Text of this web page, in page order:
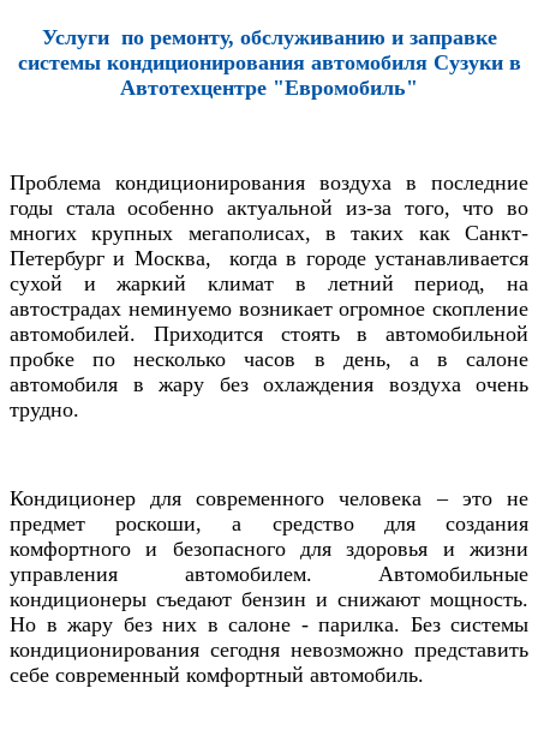
Услуги по ремонту, обслуживанию и заправке
системы кондиционирования автомобиля Сузуки в
Автотехцентре "Евромобиль"
Проблема кондиционирования воздуха в последние
годы стала особенно актуальной из-за того, что во
многих крупных мегаполисах, в таких как Санкт-
Петербург и Москва, когда в городе устанавливается
сухой и жаркий климат в летний период, на
автострадах неминуемо возникаетогромное скопление
автомобилей. Приходится стоять в автомобильной
пробке по несколько часов в день, а в салоне
автомобиля в жару без охлаждения воздуха очень
трудно.
Кондиционер для современного человека – это не
предмет роскоши, а средство для создания
комфортного и безопасного для здоровья и жизни
управления автомобилем. Автомобильные
кондиционеры съедают бензин и снижают мощность.
Но в жару без них в салоне - парилка. Без системы
кондиционирования сегодня невозможно представить
себе современный комфортный автомобиль.